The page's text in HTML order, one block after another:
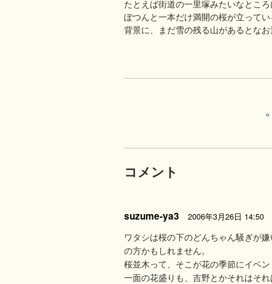
たとえば街道の一里塚みたいなところ
ぽつんと一本だけ満開の桜が立って
背景に、まだ雪の残る山があるとな
コメント
suzume-ya3 2006年3月26日 14:50
ワタシは桜の下のどんちゃん騒ぎが
の方かもしれません。
桜並木って、そこが花の季節にイベ
一面の花盛りも、吉野とかそれはそ